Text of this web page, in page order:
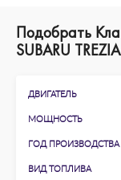
Подобрать
SUBARU
ДВИГАТЕЛЬ
МОЩНОСТЬ
ГОД ПРОИЗВОДСТВА
ВИД ТОПЛИВА